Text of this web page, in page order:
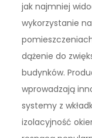
jak najmniej
wykorzystanie
dążenie do
budynków.
wprowadzają
systemy z
izolacyjność